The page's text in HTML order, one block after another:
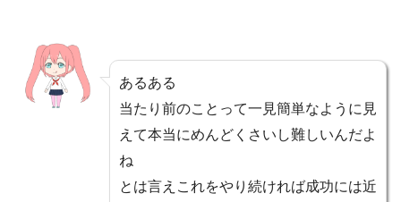
あるある
当たり前のことって一見簡単なように見
えて本当にめんどくさいし難しいんだよ
ね
とは言えこれをやり続ければ成功には近